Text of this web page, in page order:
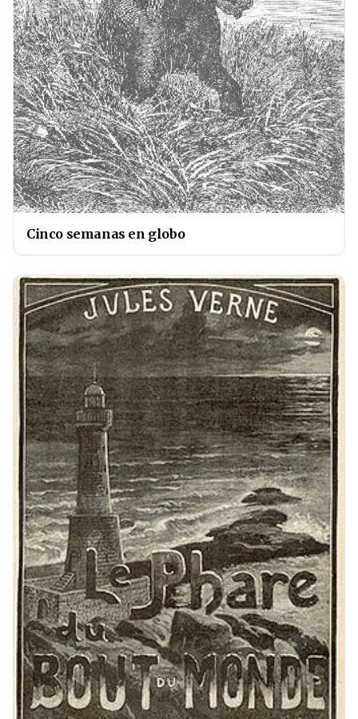
Cinco semanas en globo